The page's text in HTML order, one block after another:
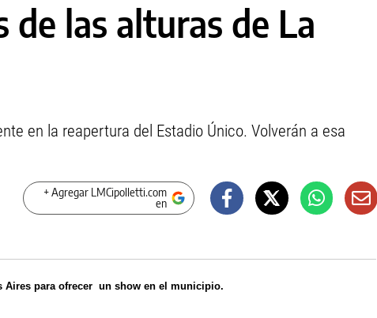
de las alturas de La
en la reapertura del Estadio Único. Volverán a esa
+ Agregar LMCipolletti.com
en
Aires para ofrecer un show en el municipio.